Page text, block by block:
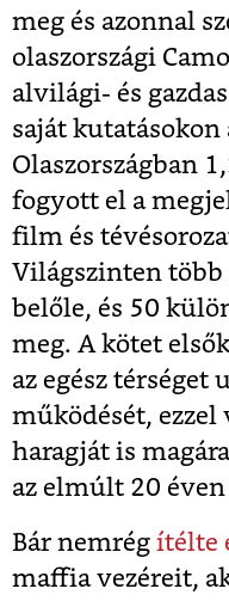
meg és azonnal
olaszországi
alvilági- és
saját
Olaszországban
fogyott el a
film és
Világszinten
belőle, és 50
meg. A kötet
az egész térséget
működését, ezzel
haragját is
az elmúlt 20
Bár nemrég ítélte
maffia vezéreit,